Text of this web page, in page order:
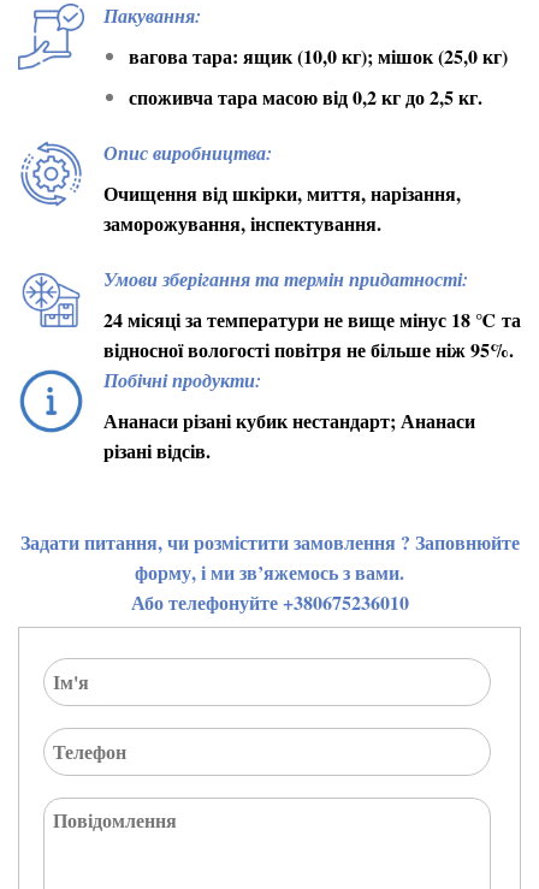
Пакування:
вагова тара: ящик (10,0 кг); мішок (25,0 кг)
споживча тара масою від 0,2 кг до 2,5 кг.
Опис виробництва:
Очищення від шкірки, миття, нарізання,
заморожування, інспектування.
Умови зберігання та термін придатності:
24 місяці за температури не вище мінус 18 ℃ та
відносної вологості повітря не більше ніж 95%.
Побічні продукти:
Ананаси різані кубик нестандарт; Ананаси
різані відсів.
Задати питання, чи розмістити замовлення ? Заповнюйте
форму, і ми зв’яжемось з вами.
Або телефонуйте +380675236010